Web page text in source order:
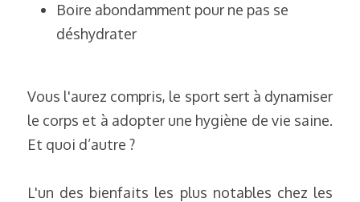
Boire abondamment pour ne pas se
déshydrater
Vous l'aurez compris, le sport sert à dynamiser
le corps et à adopter une hygiène de vie saine.
Et quoi d’autre ?
L'un des bienfaits les plus notables chez les